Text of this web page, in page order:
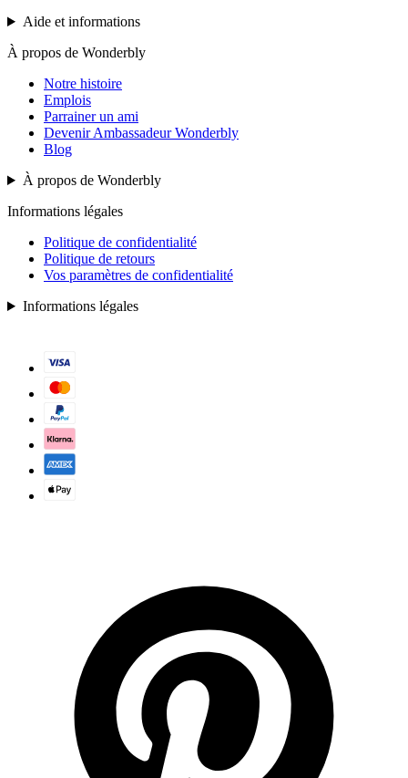
Aide et informations
À propos de Wonderbly
Notre histoire
Emplois
Parrainer un ami
Devenir Ambassadeur Wonderbly
Blog
À propos de Wonderbly
Informations légales
Politique de confidentialité
Politique de retours
Vos paramètres de confidentialité
Informations légales